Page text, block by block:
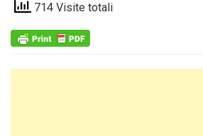
714 Visite totali